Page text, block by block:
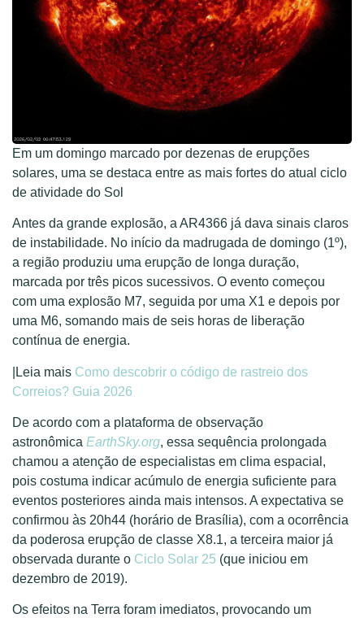
Em um domingo marcado por dezenas de erupções
solares, uma se destaca entre as mais fortes do atual ciclo
de atividade do Sol
Antes da grande explosão, a AR4366 já dava sinais claros
de instabilidade. No início da madrugada de domingo (1º),
a região produziu uma erupção de longa duração,
marcada por três picos sucessivos. O evento começou
com uma explosão M7, seguida por uma X1 e depois por
uma M6, somando mais de seis horas de liberação
contínua de energia.
|Leia mais Como descobrir o código de rastreio dos
Correios? Guia 2026
De acordo com a plataforma de observação
astronômica EarthSky.org, essa sequência prolongada
chamou a atenção de especialistas em clima espacial,
pois costuma indicar acúmulo de energia suficiente para
eventos posteriores ainda mais intensos. A expectativa se
confirmou às 20h44 (horário de Brasília), com a ocorrência
da poderosa erupção de classe X8.1, a terceira maior já
observada durante o Ciclo Solar 25 (que iniciou em
dezembro de 2019).
Os efeitos na Terra foram imediatos, provocando um